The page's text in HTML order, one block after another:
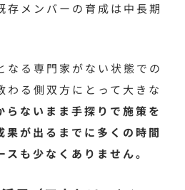
存メンバーの育成は中長期
なる専門家がない状態での
わる側双方にとって大きな
らないまま手探りで施策を
果が出るまでに多くの時間
も少なくありません。